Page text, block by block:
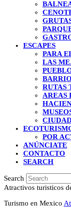
ESCAPES
PARA
LAS
RUTAS
AREAS
POR
ANÚNCIATE
CONTACTO
SEARCH
Search
Atractivos turisticos
Turismo en Mexico